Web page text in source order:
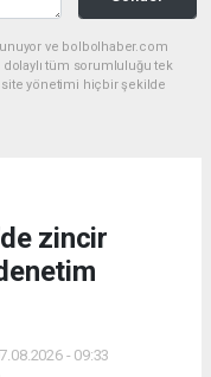
ve bolbolhaber.com
dolaylı tüm sorumluluğu tek
site yönetimi hiçbir şekilde
zincir
- 09:33